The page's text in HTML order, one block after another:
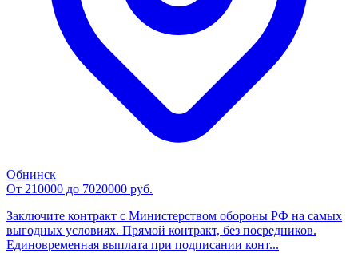
Обнинск
От 210000 до 7020000 руб.
Заключите контракт с Министерством обороны РФ на самых
выгодных условиях. Прямой контракт, без посредников.
Единовременная выплата при подписании конт...